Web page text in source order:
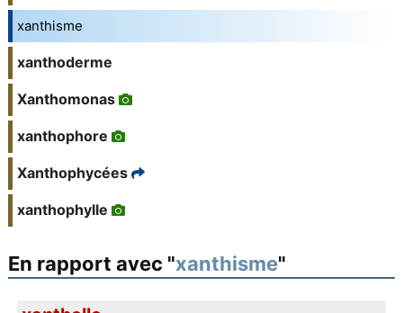
xanthisme
xanthoderme
Xanthomonas
xanthophore
Xanthophycées
xanthophylle
En rapport avec "xanthisme"